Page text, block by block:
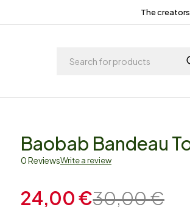
The
Baobab Bandeau
0 ReviewsWrite a review
30,00€
24,00€